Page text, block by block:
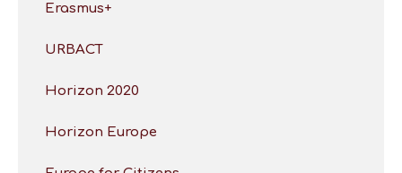
Erasmus+
URBACT
Horizon 2020
Horizon Europe